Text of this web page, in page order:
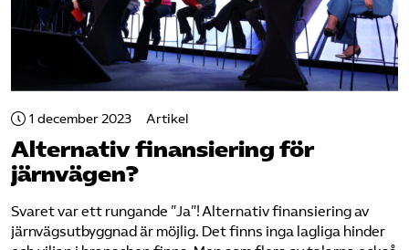
1 december 2023 Artikel
Alternativ finansiering för
järnvägen?
Svaret var ett rungande ”Ja”! Alternativ finansiering av
järnvägsutbyggnad är möjlig. Det finns inga lagliga hinder